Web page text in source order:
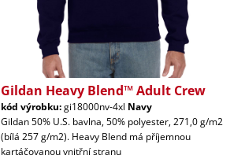
Gildan Heavy Blend™ Adult Crew
kód výrobku:gi18000nv-4xl Navy
Gildan 50% U.S. bavlna, 50% polyester, 271,0 g/m2
(bílá 257 g/m2). Heavy Blend má příjemnou
kartáčovanou vnitřní stranu